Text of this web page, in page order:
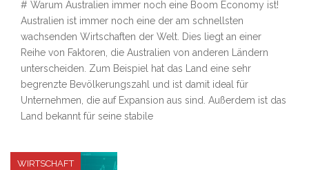
# Warum Australien immer noch eine Boom Economy ist!
Australien ist immer noch eine der am schnellsten
wachsenden Wirtschaften der Welt. Dies liegt an einer
Reihe von Faktoren, die Australien von anderen Ländern
unterscheiden. Zum Beispiel hat das Land eine sehr
begrenzte Bevölkerungszahl und ist damit ideal für
Unternehmen, die auf Expansion aus sind. Außerdem ist das
Land bekannt für seine stabile
WIRTSCHAFT